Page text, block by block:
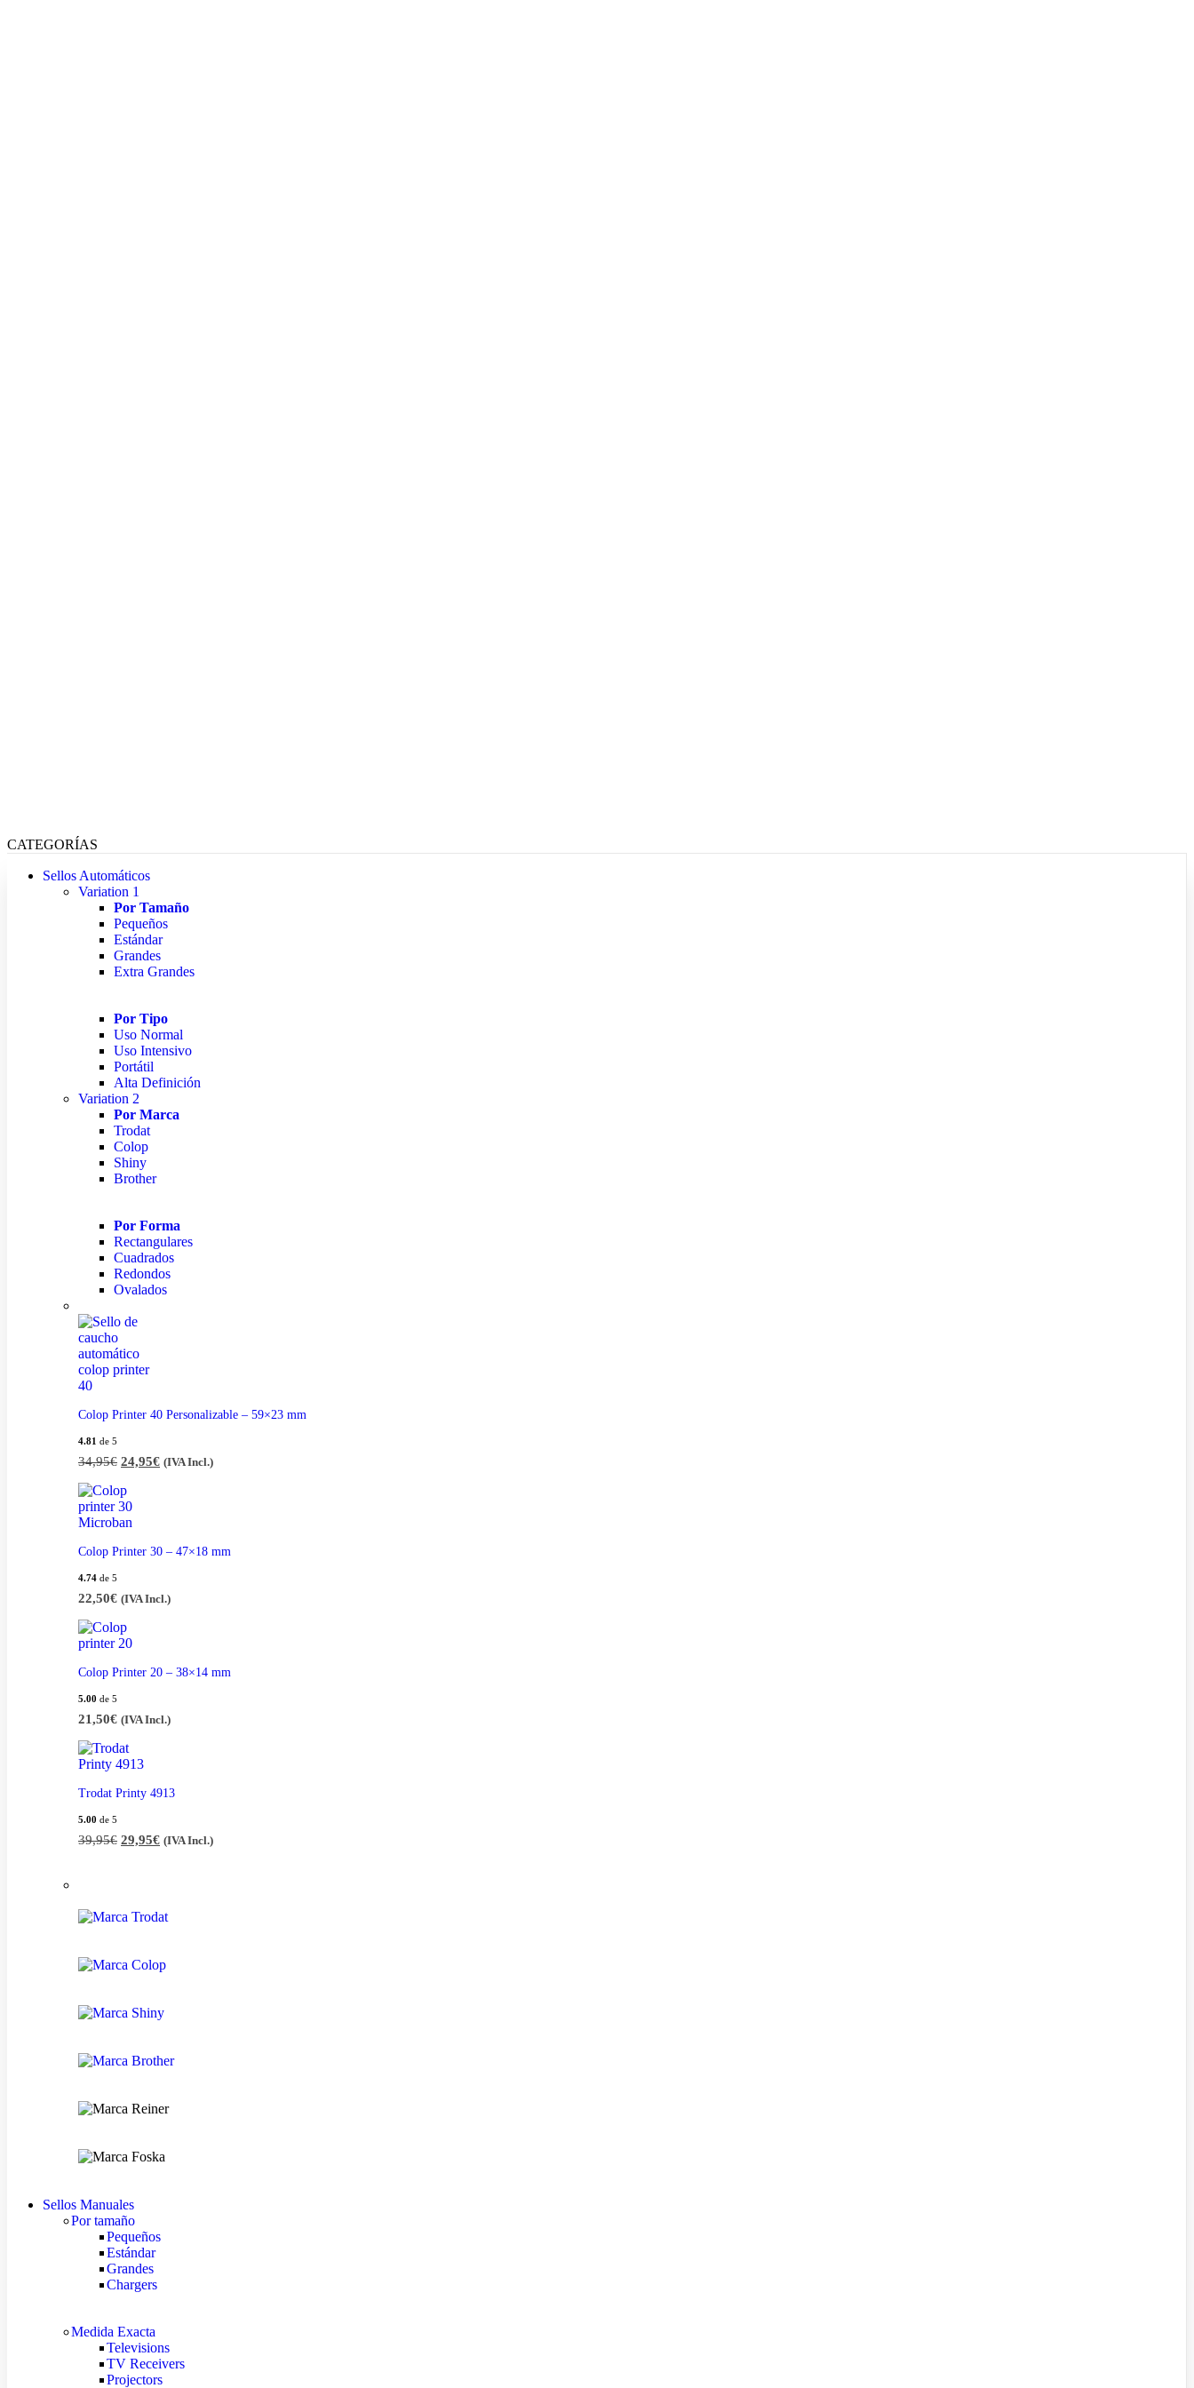
CATEGORÍAS
Sellos Automáticos
Variation 1
Por Tamaño
Pequeños
Estándar
Grandes
Extra Grandes
Por Tipo
Uso Normal
Uso Intensivo
Portátil
Alta Definición
Variation 2
Por Marca
Trodat
Colop
Shiny
Brother
Por Forma
Rectangulares
Cuadrados
Redondos
Ovalados
Colop Printer 40 Personalizable – 59×23 mm
4.81 de 5
34,95€ 24,95€ (IVA Incl.)
Colop Printer 30 – 47×18 mm
4.74 de 5
22,50€ (IVA Incl.)
Colop Printer 20 – 38×14 mm
5.00 de 5
21,50€ (IVA Incl.)
Trodat Printy 4913
5.00 de 5
39,95€ 29,95€ (IVA Incl.)
Sellos Manuales
Por tamaño
Pequeños
Estándar
Grandes
Chargers
Medida Exacta
Televisions
TV Receivers
Projectors